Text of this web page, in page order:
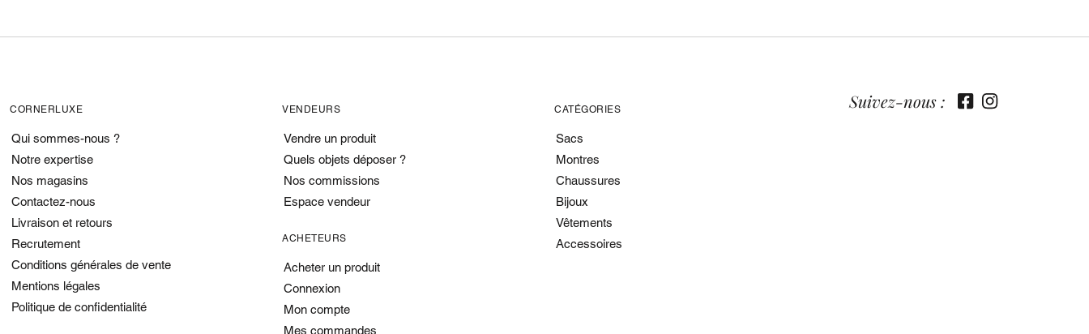
CORNERLUXE
Qui sommes-nous ?
Notre expertise
Nos magasins
Contactez-nous
Livraison et retours
Recrutement
Conditions générales de vente
Mentions légales
Politique de confidentialité
VENDEURS
Vendre un produit
Quels objets déposer ?
Nos commissions
Espace vendeur
ACHETEURS
Acheter un produit
Connexion
Mon compte
Mes commandes
CATÉGORIES
Sacs
Montres
Chaussures
Bijoux
Vêtements
Accessoires
Suivez-nous :